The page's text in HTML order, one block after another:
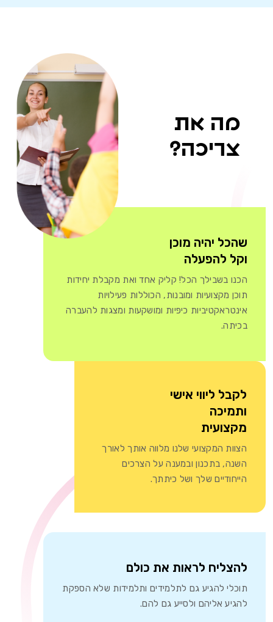
מה את
צריכה?
יהיה מוכן
להפעלה
בשבילך הכל! קליק אחד ואת מקבלת יחידות
מקצועיות ומובנות, הכוללות פעילויות
כיפיות ומושקעות ומצגות להעברה
ליווי אישי
המקצועי שלנו מלווה אותך לאורך
בתכנון ובמענה על הצרכים
שלך ושל כיתתך.
לראות את כולם
להגיע גם לתלמידים ותלמידות שלא הספקת
אליהם ולסייע גם להם.